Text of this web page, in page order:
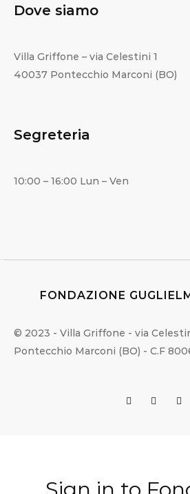
Dove siamo
Villa Griffone – via Celestini 1
40037 Pontecchio Marconi (BO)
Segreteria
10:00 – 16:00 Lun – Ven
FONDAZIONE
© 2023 - Villa Griffone - via
Pontecchio Marconi (BO) - C.F